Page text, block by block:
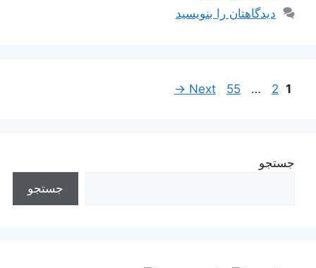
دیدگاهتان را بنویسید
ناوبری
Page
1
Page
2
…
Page
55
Next
→
جستجو
جستجو